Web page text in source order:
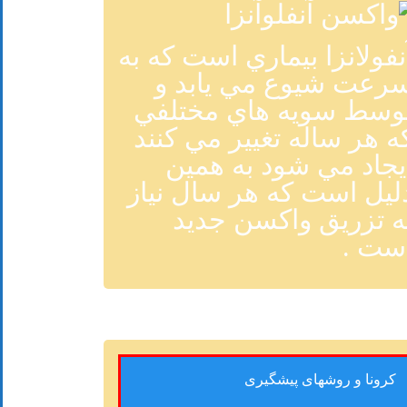
آنفولانزا بيماري است که به
شيوع مي يابد و
سويه هاي مختلفي
هر ساله تغيير مي کنند
ايجاد مي شود به همين
است که هر سال نياز
تزريق واکسن جديد
است .
کرونا و روشهای پیشگیری